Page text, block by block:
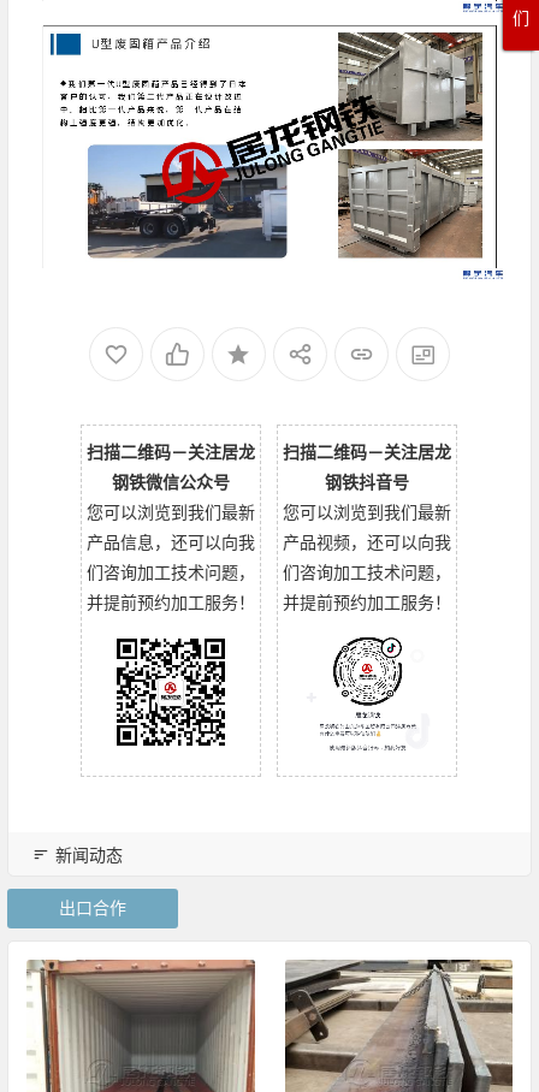
扫描二维码－关注居龙
钢铁微信公众号
您可以浏览到我们最新
产品信息，还可以向我
们咨询加工技术问题，
并提前预约加工服务！
扫描二维码－关注居龙
钢铁抖音号
您可以浏览到我们最新
产品视频，还可以向我
们咨询加工技术问题，
并提前预约加工服务！
新闻动态
出口合作
们